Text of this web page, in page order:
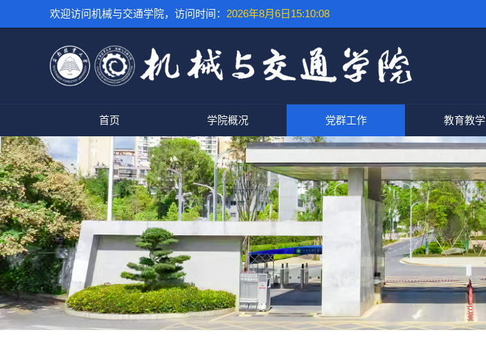
欢迎访问机械与交通学院，访问时间： 2026年8月6日15:10:09
首页 学院概况 党群工作 教育教学